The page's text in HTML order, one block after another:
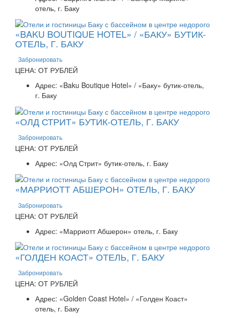
отель, г. Баку
«BAKU BOUTIQUE HOTEL» / «БАКУ» БУТИК-
ОТЕЛЬ, Г. БАКУ
Забронировать
ЦЕНА: ОТ РУБЛЕЙ
Адрес: «Baku Boutique Hotel» / «Баку» бутик-отель,
г. Баку
«ОЛД СТРИТ» БУТИК-ОТЕЛЬ, Г. БАКУ
Забронировать
ЦЕНА: ОТ РУБЛЕЙ
Адрес: «Олд Стрит» бутик-отель, г. Баку
«МАРРИОТТ АБШЕРОН» ОТЕЛЬ, Г. БАКУ
Забронировать
ЦЕНА: ОТ РУБЛЕЙ
Адрес: «Марриотт Абшерон» отель, г. Баку
«ГОЛДЕН КОАСТ» ОТЕЛЬ, Г. БАКУ
Забронировать
ЦЕНА: ОТ РУБЛЕЙ
Адрес: «Golden Coast Hotel» / «Голден Коаст»
отель, г. Баку